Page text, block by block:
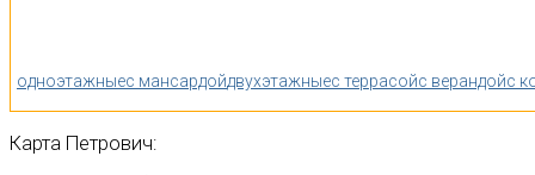
одноэтажныес мансардойдвухэтажныес террасойс верандойс
Карта Петрович: